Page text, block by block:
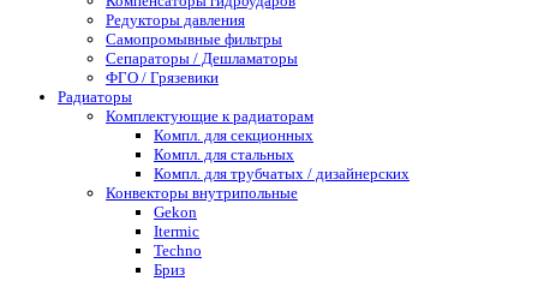
Редукторы давления
Самопромывные фильтры
Сепараторы / Дешламаторы
ФГО / Грязевики
Радиаторы
Комплектующие к радиаторам
Компл. для секционных
Компл. для стальных
Компл. для трубчатых / дизайнерских
Конвекторы внутрипольные
Gekon
Itermic
Techno
Бриз